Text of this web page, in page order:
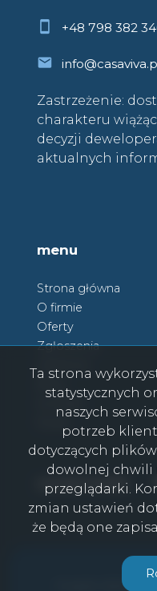
+48 798 382
Zastrzeżenie:
charakteru
decyzji
aktualnych
menu
Strona główna
O firmie
Oferty
Zgłoszenia
Kontakt
social media
Program dla biur
Ta strona
statystycznych
naszych
potrzeb
dotyczących
dowolnej chwili
przeglądarki.
zmian ustawień
że będą one